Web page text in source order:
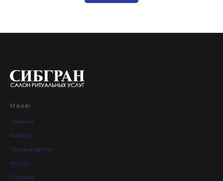
Меню
Главная
Каталог
Преимущества
Услуги
Отзывы